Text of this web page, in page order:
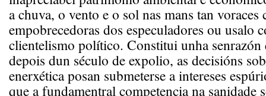
a chuva, o vento e o sol nas mans tan voraces
empobrecedoras dos especuladores ou usalo
clientelismo político. Constitui unha senrazón
depois dun século de expolio, as decisións
enerxética posan submeterse a intereses
que a fundamentral competencia na sanidade